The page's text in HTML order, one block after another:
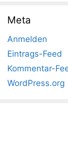
Meta
Anmelden
Eintrags-Feed
Kommentar-
WordPress.org